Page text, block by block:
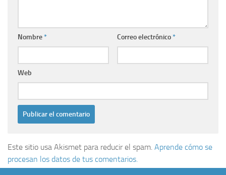
Nombre* Correo electrónico*
Web
Este sitio usa Akismet para reducir el spam. Aprende cómo se
procesan los datos de tus comentarios.